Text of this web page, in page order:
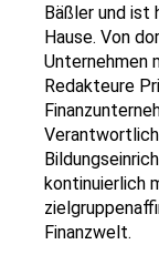
Bäßler und ist
Hause. Von
Unternehmen
Redakteure
kontinuierlich
Finanzwelt.